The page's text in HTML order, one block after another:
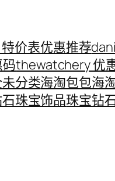
价表优惠推荐
thewatchery 优
未分类海淘包包海
珠宝饰品珠宝钻